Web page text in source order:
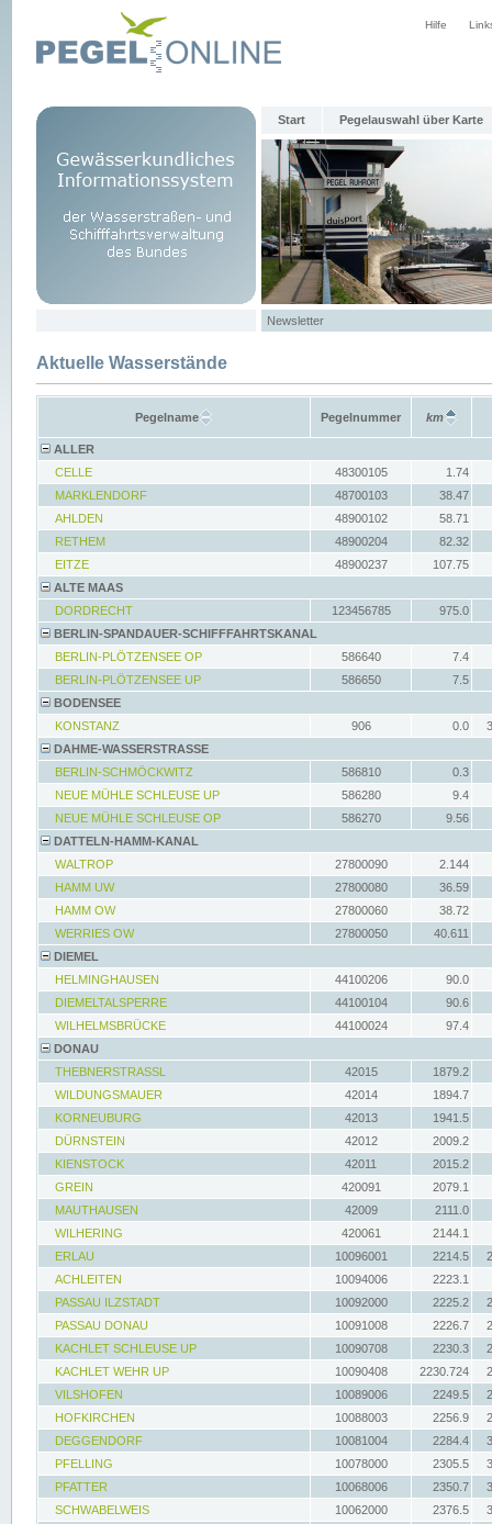
Hilfe
Start Pegelauswahl über Karte
Newsletter
Aktuelle Wasserstände
Pegelname Pegelnummer km
ALLER
CELLE
48300105
1.74
MARKLENDORF
48700103
38.47
AHLDEN
48900102
58.71
RETHEM
48900204
82.32
EITZE
48900237
107.75
ALTE MAAS
DORDRECHT
123456785
975.0
BERLIN-SPANDAUER-SCHIFFFAHRTSKANAL
BERLIN-PLÖTZENSEE OP
586640
7.4
BERLIN-PLÖTZENSEE UP
586650
7.5
BODENSEE
KONSTANZ
906 0.0
DAHME-WASSERSTRASSE
BERLIN-SCHMÖCKWITZ
586810
0.3
NEUE MÜHLE SCHLEUSE UP
586280
9.4
NEUE MÜHLE SCHLEUSE OP
586270
9.56
DATTELN-HAMM-KANAL
WALTROP
27800090
2.144
HAMM UW
27800080
36.59
HAMM OW
27800060
38.72
WERRIES OW
27800050
40.611
DIEMEL
HELMINGHAUSEN
44100206
90.0
DIEMELTALSPERRE
44100104
90.6
WILHELMSBRÜCKE
44100024
97.4
DONAU
THEBNERSTRASSL
42015
1879.2
WILDUNGSMAUER
42014
1894.7
KORNEUBURG
42013
1941.5
DÜRNSTEIN
42012
2009.2
KIENSTOCK
42011
2015.2
GREIN
420091
2079.1
MAUTHAUSEN
42009
2111.0
WILHERING
420061
2144.1
ERLAU
10096001 2214.5
ACHLEITEN
10094006
2223.1
PASSAU ILZSTADT
10092000 2225.2
PASSAU DONAU
10091008 2226.7
KACHLET SCHLEUSE UP
10090708 2230.3
KACHLET WEHR UP
10090408 2230.724
VILSHOFEN
10089006 2249.5
HOFKIRCHEN
10088003 2256.9
DEGGENDORF
10081004 2284.4
PFELLING
10078000 2305.5
PFATTER
10068006 2350.7
SCHWABELWEIS
10062000 2376.5